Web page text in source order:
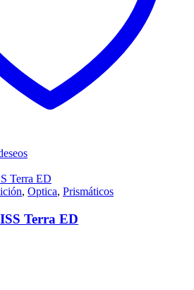
, Optica, Prismáticos
Terra ED